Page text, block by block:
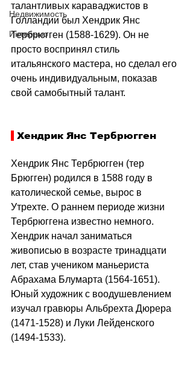
Недвижимость
Интервью
талантливых караваджистов в
Голландии был Хендрик Янс
Тербрюгген (1588-1629). Он не
просто воспринял стиль
итальянского мастера, но сделал его
очень индивидуальным, показав
свой самобытный талант.
Хендрик Янс Тербрюгген
Хендрик Янс Тербрюгген (тер
Брюгген) родился в 1588 году в
католической семье, вырос в
Утрехте. О раннем периоде жизни
Тербрюггена известно немного.
Хендрик начал заниматься
живописью в возрасте тринадцати
лет, став учеником маньериста
Абрахама Блумарта (1564-1651).
Юный художник с воодушевлением
изучал гравюры Альбрехта Дюрера
(1471-1528) и Луки Лейденского
(1494-1533).